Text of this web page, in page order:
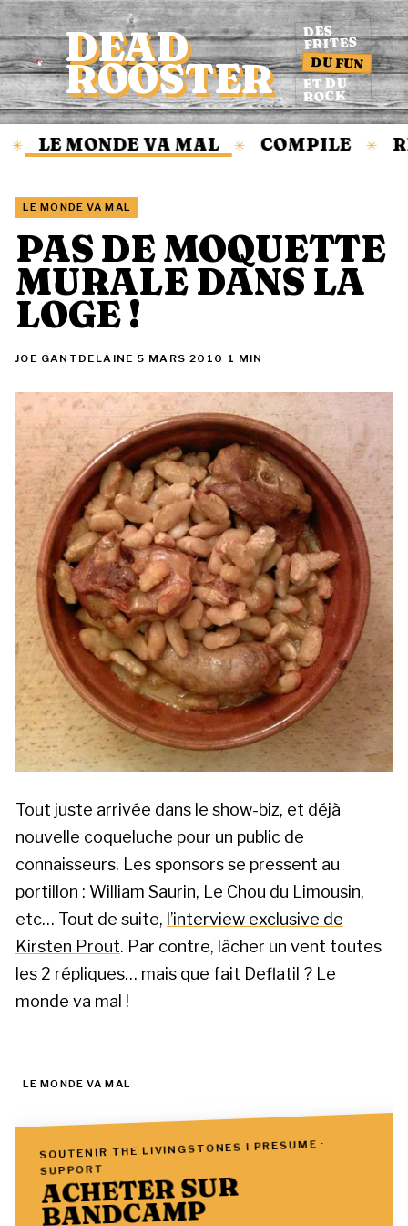
Accueil
DEAD
ROOSTER
DES
FRITES
DU FUN
ET DU
ROCK
LE MONDE VA MAL COMPILE
LE MONDE VA MAL
PAS DE MOQUETTE
MURALE DANS LA
LOGE !
JOE GANTDELAINE ·5 MARS 2010 · 1 MIN
Tout juste arrivée dans le show-biz, et déjà
nouvelle coqueluche pour un public de
connaisseurs. Les sponsors se pressent au
portillon : William Saurin, Le Chou du Limousin,
etc… Tout de suite, l’interview exclusive de
Kirsten Prout. Par contre, lâcher un vent toutes
les 2 répliques… mais que fait Deflatil ? Le
monde va mal !
LE MONDE VA MAL
SOUTENIR THE LIVINGSTONES I PRESUME ·
SUPPORT
ACHETER SUR
BANDCAMP